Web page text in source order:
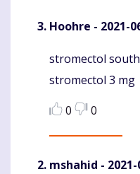
Hoohre - 2021-
Komentaras
stromectol
stromectol 3 mg
0
0
mshahid -